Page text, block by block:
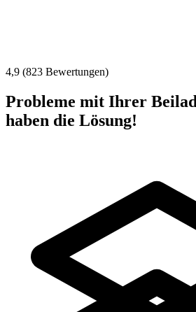
4,9 (823 Bewertungen)
Probleme mit Ihrer
haben die Lösung!